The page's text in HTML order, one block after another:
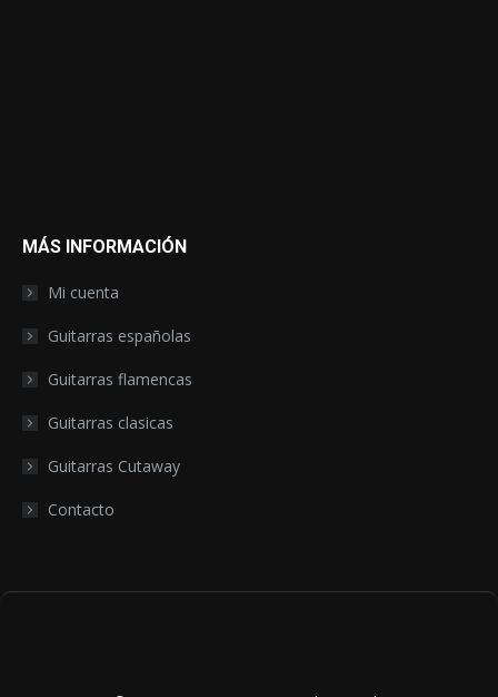
MÁS INFORMACIÓN
Mi cuenta
Guitarras españolas
Guitarras flamencas
Guitarras clasicas
Guitarras Cutaway
Contacto